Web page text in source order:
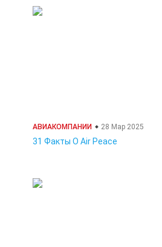
АВИАКОМПАНИИ 28 Мар 2025
31 Факты О Air Peace